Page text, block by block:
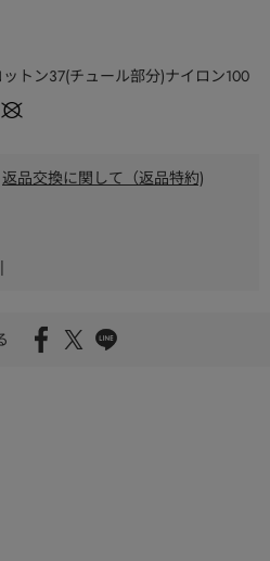
トン37(チュール部分)ナイロン100
返品交換に関して（返品特約)